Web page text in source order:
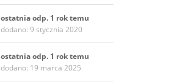
ostatnia odp. 1 rok temu
dodano: 9 stycznia 2020
ostatnia odp. 1 rok temu
dodano: 19 marca 2025